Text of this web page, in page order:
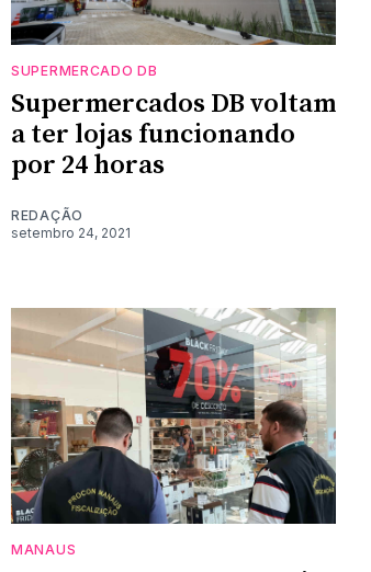
SUPERMERCADO DB
Supermercados DB voltam
a ter lojas funcionando
por 24 horas
REDAÇÃO
setembro 24, 2021
MANAUS